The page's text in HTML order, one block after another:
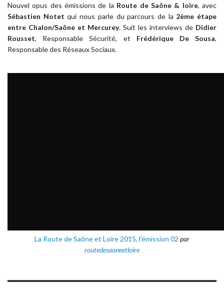
Nouvel opus des émissions de la Route de Saône & loire, avec
Sébastien Notet qui nous parle du parcours de la 2ème étape
entre Chalon/Saône et Mercurey. Suit les interviews de Didier
Rousset, Responsable Sécurité, et Frédérique De Sousa,
Responsable des Réseaux Sociaux.
La Route de Saône et Loire 2015, l’émission 02 par
routedesaoneetloire